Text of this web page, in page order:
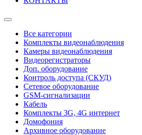
Все категории
Комплекты видеонаблюдения
Камеры видеонаблюдения
Видеорегистраторы
Доп. оборудование
Контроль доступа (СКУД)
Сетевое оборудование
GSM-сигнализации
Кабель
Комплекты 3G, 4G интернет
Домофония
Архивное оборудование